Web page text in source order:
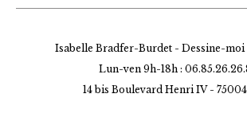
Isabelle Bradfer-Burdet - Dessine-
Lun-ven 9h-18h :
14 bis Boulevard Henri IV -